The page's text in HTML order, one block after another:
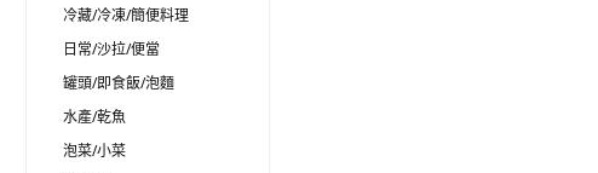
冷藏/冷凍/簡便料理
日常/沙拉/便當
罐頭/即食飯/泡麵
水產/乾魚
泡菜/小菜